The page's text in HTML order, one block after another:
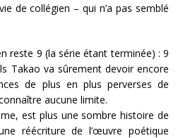
de collégien – qui n’a pas semblé
reste 9 (la série étant terminée) : 9
Takao va sûrement devoir encore
de plus en plus perverses de
aucune limite.
est plus une sombre histoire de
réécriture de l’œuvre poétique